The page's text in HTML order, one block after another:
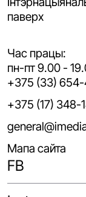
паверх
Час працы:
пн-пт 9.00 -
+375 (33)
+375 (17) 348-
Мапа сайта
FB